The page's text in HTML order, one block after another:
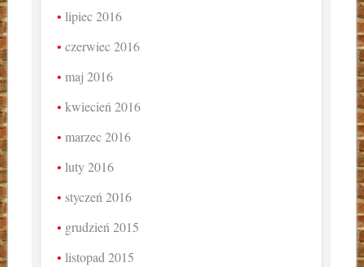
lipiec 2016
czerwiec 2016
maj 2016
kwiecień 2016
marzec 2016
luty 2016
styczeń 2016
grudzień 2015
listopad 2015